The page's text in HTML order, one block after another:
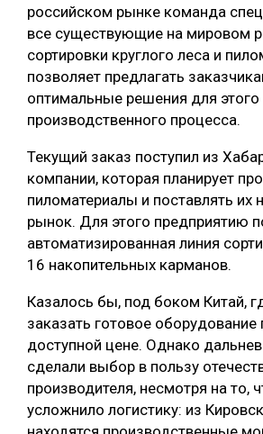
российском рынке команда
все существующие на мировом
сортировки круглого леса и
позволяет предлагать
оптимальные решения для этого
производственного процесса.
Текущий заказ поступил из
компании, которая планирует
пиломатериалы и поставлять их
рынок. Для этого предприятию
автоматизированная линия
16 накопительных карманов.
Казалось бы, под боком Китай,
заказать готовое оборудование
доступной цене. Однако
сделали выбор в пользу
производителя, несмотря на то,
усложнило логистику: из